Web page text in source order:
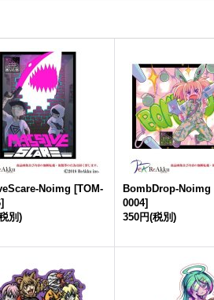
Noimg [TOM-
]
別)
BombDrop-Noimg
0004]
350円(税別)